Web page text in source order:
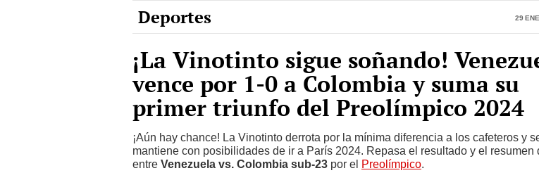
Deportes 29
¡La Vinotinto sigue soñando!
vence por 1-0 a Colombia y suma su
primer triunfo del Preolímpico 2024
¡Aún hay chance! La Vinotinto derrota por la mínima diferencia a los cafeteros y
mantiene con posibilidades de ir a París 2024. Repasa el resultado y el resumen
entre Venezuela vs. Colombia sub-23 por el Preolímpico.